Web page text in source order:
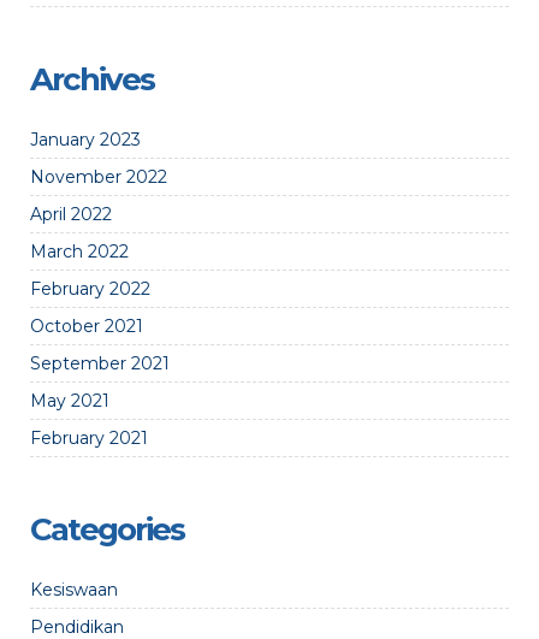
Archives
January 2023
November 2022
April 2022
March 2022
February 2022
October 2021
September 2021
May 2021
February 2021
Categories
Kesiswaan
Pendidikan